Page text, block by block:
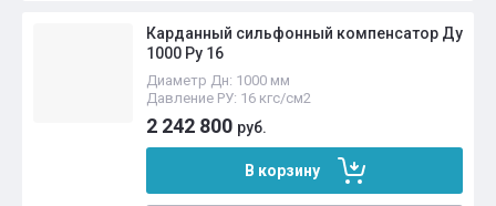
Карданный сильфонный компенсатор Ду
1000 Ру 16
Диаметр Дн: 1000 мм
Давление РУ: 16 кгс/см2
2 242 800 руб.
В корзину